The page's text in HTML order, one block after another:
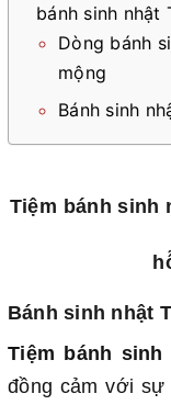
bánh sinh nhật
Dòng bánh
mộng
Bánh sinh
Tiệm bánh sinh
Bánh sinh nhật
Tiệm bánh
đồng cảm với sự